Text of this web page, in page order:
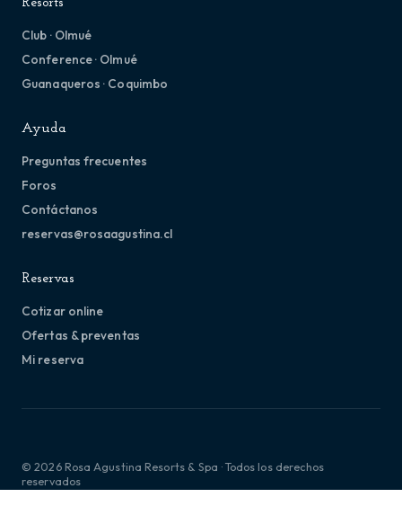
Club · Olmué
Conference · Olmué
Guanaqueros · Coquimbo
Ayuda
Preguntas frecuentes
Foros
Contáctanos
reservas@rosaagustina.cl
Reservas
Cotizar online
Ofertas & preventas
Mi reserva
© 2026 Rosa Agustina Resorts & Spa · Todos los derechos
reservados